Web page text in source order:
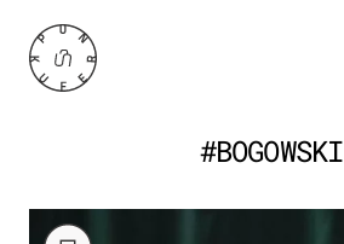
#BOGOWSKI